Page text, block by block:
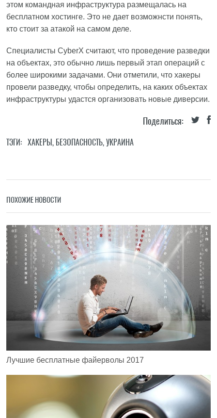
этом командная инфраструктура размещалась на
бесплатном хостинге. Это не дает возможнсти понять,
кто стоит за атакой на самом деле.
Специалисты CyberX считают, что проведение разведки
на объектах, это обычно лишь первый этап операций с
более широкими задачами. Они отметили, что хакеры
провели разведку, чтобы определить, на каких объектах
инфраструктуры удастся организовать новые диверсии.
Поделиться:
ТЭГИ: ХАКЕРЫ, БЕЗОПАСНОСТЬ,УКРАИНА
ПОХОЖИЕ НОВОСТИ
Лучшие бесплатные файерволы 2017